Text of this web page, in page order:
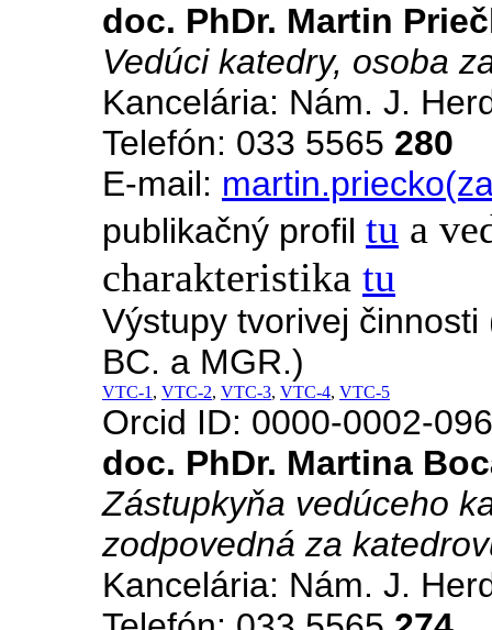
doc. PhDr. Martin
Vedúci katedry, osoba
Kancelária: Nám. J.
Telefón: 033 5565 280
E-mail:
publikačný profil tu a
charakteristika tu
Výstupy tvorivej
BC. a MGR.)
VTC-1, VTC-2, VTC-3, VTC-4, VTC-5
Orcid ID: 0000-0002-
doc. PhDr. Martina
Zástupkyňa vedúceho
zodpovedná za
Kancelária: Nám. J.